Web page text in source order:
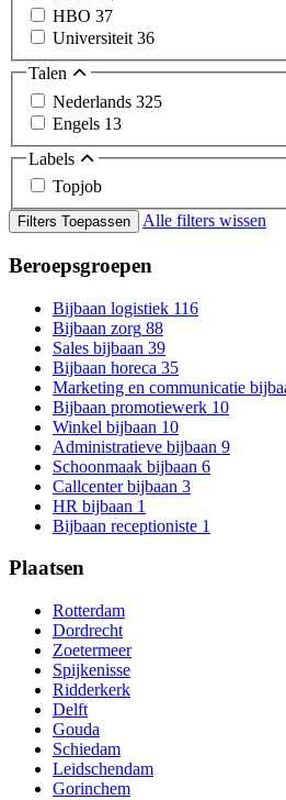
HBO 37
Universiteit 36
Talen
Nederlands 325
Engels 13
Labels
Topjob
Filters Toepassen Alle filters wissen
Beroepsgroepen
Bijbaan logistiek 116
Bijbaan zorg 88
Sales bijbaan 39
Bijbaan horeca 35
Marketing en communicatie
Bijbaan promotiewerk 10
Winkel bijbaan 10
Administratieve bijbaan 9
Schoonmaak bijbaan 6
Callcenter bijbaan 3
HR bijbaan 1
Bijbaan receptioniste 1
Plaatsen
Rotterdam
Dordrecht
Zoetermeer
Spijkenisse
Ridderkerk
Delft
Gouda
Schiedam
Leidschendam
Gorinchem